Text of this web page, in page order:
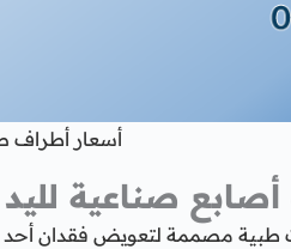
أسعار أطراف
صناعية لليد
طبية مصممة لتعويض فقدان أحد